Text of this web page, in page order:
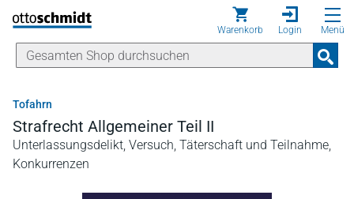
Direkt zum Inhalt
Warenkorb Login Menü
Tofahrn
Strafrecht Allgemeiner Teil II
Unterlassungsdelikt, Versuch, Täterschaft und Teilnahme,
Konkurrenzen